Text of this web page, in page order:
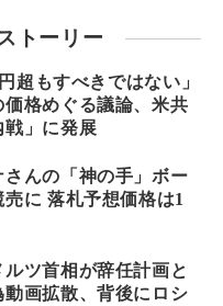
トーリー
超もすべきではない」
価格めぐる議論、米共
戦」に発展
さんの「神の手」ボー
売に 落札予想価格は1
ルツ首相が辞任計画と
動画拡散、背後にロシ